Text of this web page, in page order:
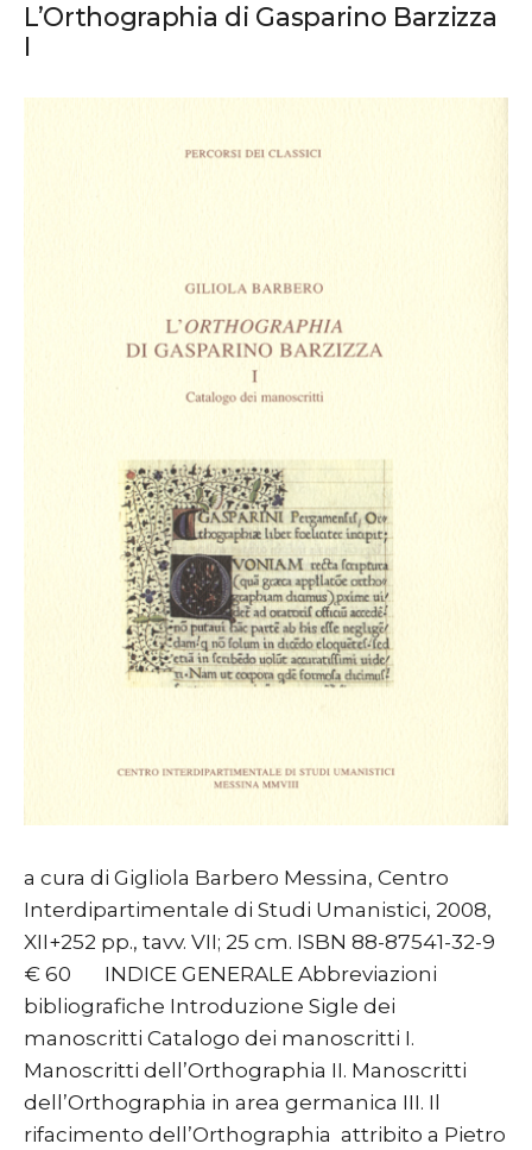
L’Orthographia di Gasparino Barzizza
I
a cura di Gigliola Barbero Messina, Centro
Interdipartimentale di Studi Umanistici, 2008,
XII+252 pp., tavv. VII; 25 cm. ISBN 88-87541-32-9
€ 60 INDICE GENERALE Abbreviazioni
bibliografiche Introduzione Sigle dei
manoscritti Catalogo dei manoscritti I.
Manoscritti dell’Orthographia II. Manoscritti
dell’Orthographia in area germanica III. Il
rifacimento dell’Orthographia attribito a Pietro